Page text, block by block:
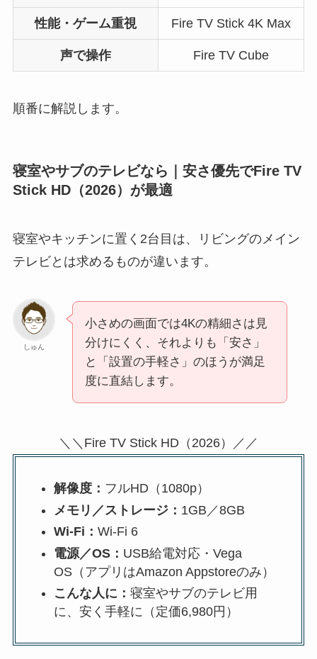
性能・ゲーム重視 Fire TV Stick 4K Max
声で操作 Fire TV Cube
順番に解説します。
寝室やサブのテレビなら｜安さ優先でFire TV
Stick HD（2026）が最適
寝室やキッチンに置く2台目は、リビングのメイン
テレビとは求めるものが違います。
しゅん
小さめの画面では4Kの精細さは見
分けにくく、それよりも「安さ」
と「設置の手軽さ」のほうが満足
度に直結します。
＼＼Fire TV Stick HD（2026）／／
解像度： フルHD（1080p）
メモリ／ストレージ： 1GB／8GB
Wi-Fi： Wi-Fi 6
電源／OS： USB給電対応・Vega
OS（アプリはAmazon Appstoreのみ）
こんな人に： 寝室やサブのテレビ用
に、安く手軽に（定価6,980円）